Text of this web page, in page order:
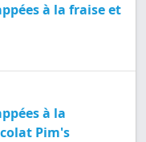
à la fraise et
à la
Pim's